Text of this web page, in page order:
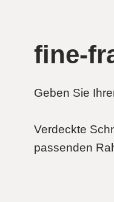
fine-
Geben Sie
Verdeckte
passenden